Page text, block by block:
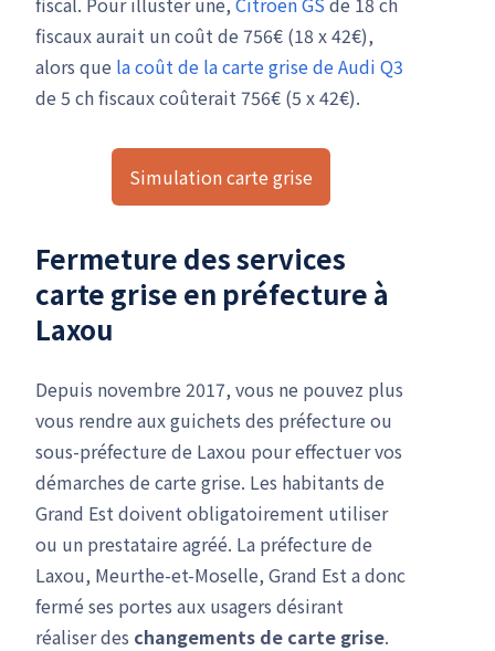
fiscaux aurait un coût de 756€ (18 x 42€),
alors que la coût de la carte grise de Audi Q3
de 5 ch fiscaux coûterait 756€ (5 x 42€).
Simulation carte grise
Fermeture des services
carte grise en préfecture à
Laxou
Depuis novembre 2017, vous ne pouvez plus
vous rendre aux guichets des préfecture ou
sous-préfecture de Laxou pour effectuer vos
démarches de carte grise. Les habitants de
Grand Est doivent obligatoirement utiliser
ou un prestataire agréé. La préfecture de
Laxou, Meurthe-et-Moselle, Grand Est a donc
fermé ses portes aux usagers désirant
réaliser des changements de carte grise.